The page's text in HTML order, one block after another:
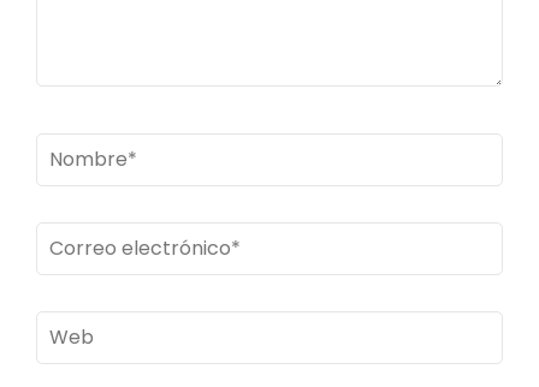
Nombre*
Correo
electrónico*
Web